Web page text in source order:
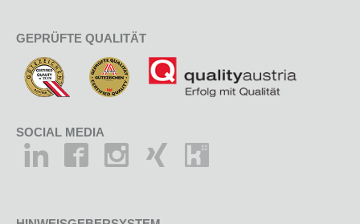
GEPRÜFTE QUALITÄT
SOCIAL MEDIA